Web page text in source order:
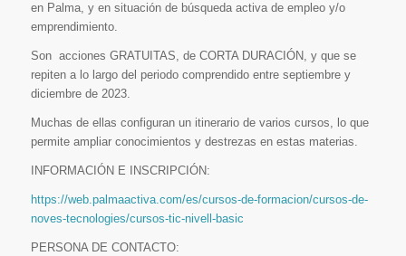
en Palma, y en situación de búsqueda activa de empleo y/o
emprendimiento.
Son acciones GRATUITAS, de CORTA DURACIÓN, y que se
repiten a lo largo del periodo comprendido entre septiembre y
diciembre de 2023.
Muchas de ellas configuran un itinerario de varios cursos, lo que
permite ampliar conocimientos y destrezas en estas materias.
INFORMACIÓN E INSCRIPCIÓN:
https://web.palmaactiva.com/es/cursos-de-formacion/cursos-de-
noves-tecnologies/cursos-tic-nivell-basic
PERSONA DE CONTACTO: